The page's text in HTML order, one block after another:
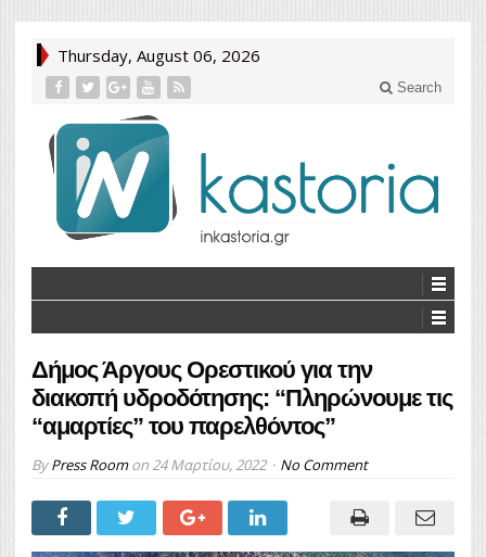
Thursday, August 06, 2026
Search
Δήμος Άργους Ορεστικού για την
διακοπή υδροδότησης: “Πληρώνουμε τις
“αμαρτίες” του παρελθόντος”
ByPress Roomon 24 Μαρτίου, 2022 No Comment